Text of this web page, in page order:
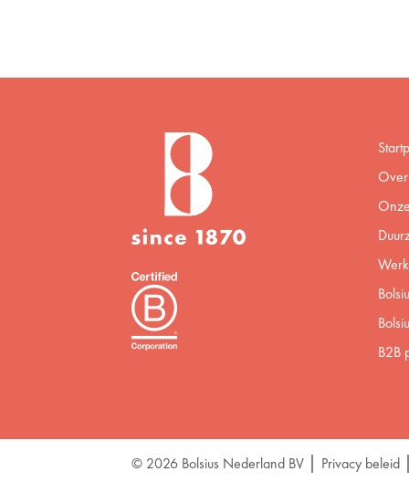
Over
B2B
© 2026 Bolsius Nederland BV Privacy beleid